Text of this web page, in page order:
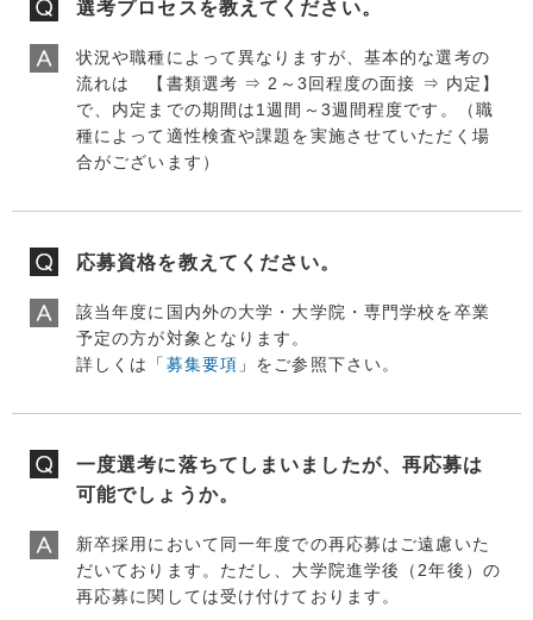
選考プロセスを教えてください。
状況や職種によって異なりますが、基本的な選考の
流れは 【書類選考 ⇒ 2～3回程度の面接 ⇒ 内定】
で、内定までの期間は1週間～3週間程度です。（職
種によって適性検査や課題を実施させていただく場
合がございます）
応募資格を教えてください。
該当年度に国内外の大学・大学院・専門学校を卒業
予定の方が対象となります。
詳しくは「募集要項 」をご参照下さい。
一度選考に落ちてしまいましたが、再応募は
可能でしょうか。
新卒採用において同一年度での再応募はご遠慮いた
だいております。ただし、大学院進学後（2年後）の
再応募に関しては受け付けております。